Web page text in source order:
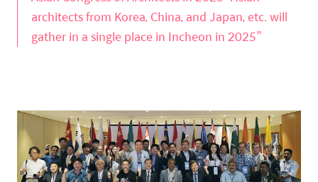
architects from Korea, China, and Japan, etc. will
gather in a single place in Incheon in 2025”